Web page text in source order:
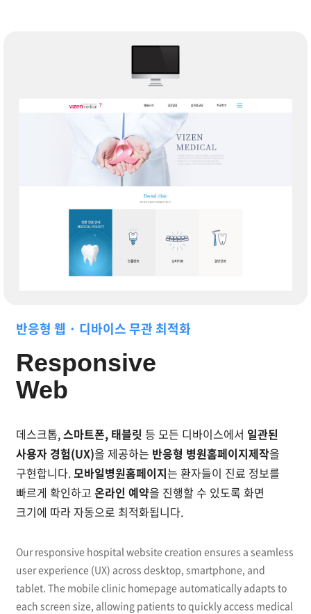
모든 디바이스에서 최적화되는 병원 반응형 웹을 제공합
반응형 웹 · 디바이스 무관 최적화
Responsive
Web
데스크톱,스마트폰, 태블릿 등 모든 디바이스에서 일관된
사용자 경험(UX)을 제공하는 반응형 병원홈페이지제작을
구현합니다.모바일병원홈페이지는 환자들이 진료 정보를
빠르게 확인하고 온라인 예약을 진행할 수 있도록 화면
크기에 따라 자동으로 최적화됩니다.
Our responsive hospital website creation ensures a seamless
user experience (UX) across desktop, smartphone, and
tablet. The mobile clinic homepage automatically adapts to
each screen size, allowing patients to quickly access medical